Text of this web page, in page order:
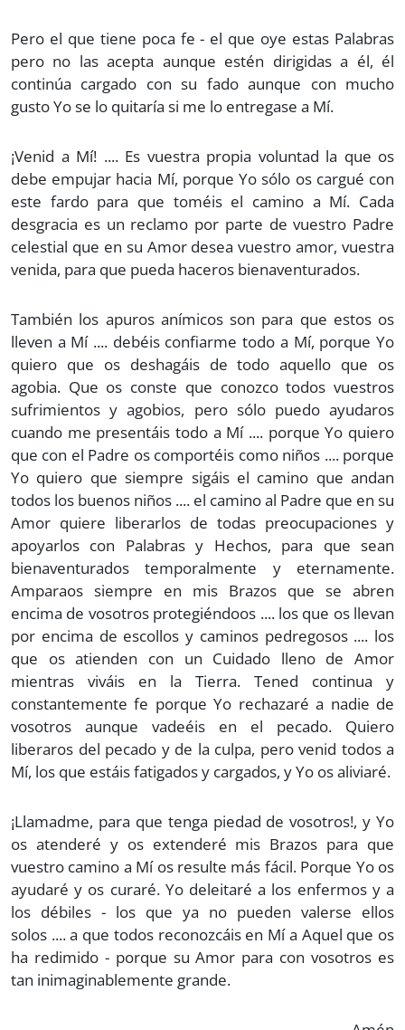
Pero el que tiene poca fe - el que oye estas Palabras
pero no las acepta aunque estén dirigidas a él, él
continúa cargado con su fado aunque con mucho
gusto Yo se lo quitaría si me lo entregase a Mí.
¡Venid a Mí! .... Es vuestra propia voluntad la que os
debe empujar hacia Mí, porque Yo sólo os cargué con
este fardo para que toméis el camino a Mí. Cada
desgracia es un reclamo por parte de vuestro Padre
celestial que en su Amor desea vuestro amor, vuestra
venida, para que pueda haceros bienaventurados.
También los apuros anímicos son para que estos os
lleven a Mí .... debéis confiarme todo a Mí, porque Yo
quiero que os deshagáis de todo aquello que os
agobia. Que os conste que conozco todos vuestros
sufrimientos y agobios, pero sólo puedo ayudaros
cuando me presentáis todo a Mí .... porque Yo quiero
que con el Padre os comportéis como niños .... porque
Yo quiero que siempre sigáis el camino que andan
todos los buenos niños .... el camino al Padre que en su
Amor quiere liberarlos de todas preocupaciones y
apoyarlos con Palabras y Hechos, para que sean
bienaventurados temporalmente y eternamente.
Amparaos siempre en mis Brazos que se abren
encima de vosotros protegiéndoos .... los que os llevan
por encima de escollos y caminos pedregosos .... los
que os atienden con un Cuidado lleno de Amor
mientras viváis en la Tierra. Tened continua y
constantemente fe porque Yo rechazaré a nadie de
vosotros aunque vadeéis en el pecado. Quiero
liberaros del pecado y de la culpa, pero venid todos a
Mí, los que estáis fatigados y cargados, y Yo os aliviaré.
¡Llamadme, para que tenga piedad de vosotros!, y Yo
os atenderé y os extenderé mis Brazos para que
vuestro camino a Mí os resulte más fácil. Porque Yo os
ayudaré y os curaré. Yo deleitaré a los enfermos y a
los débiles - los que ya no pueden valerse ellos
solos .... a que todos reconozcáis en Mí a Aquel que os
ha redimido - porque su Amor para con vosotros es
tan inimaginablemente grande.